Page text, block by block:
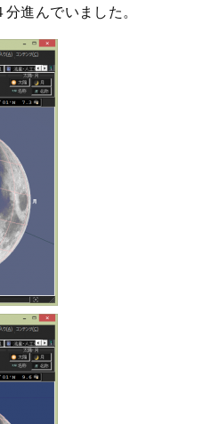
進んでいました。